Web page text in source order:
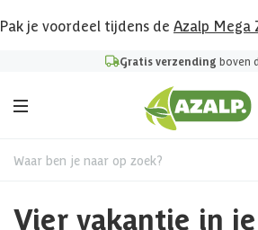
Pak je voordeel tijdens de Azalp Mega
Gratis verzending boven
Waar ben je naar op zoek?
Vier vakantie in